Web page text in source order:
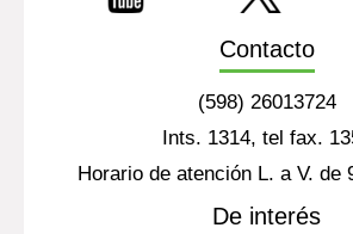
Contacto
(598) 26013724
Ints. 1314, tel fax.
Horario de atención L. a V. de
De interés